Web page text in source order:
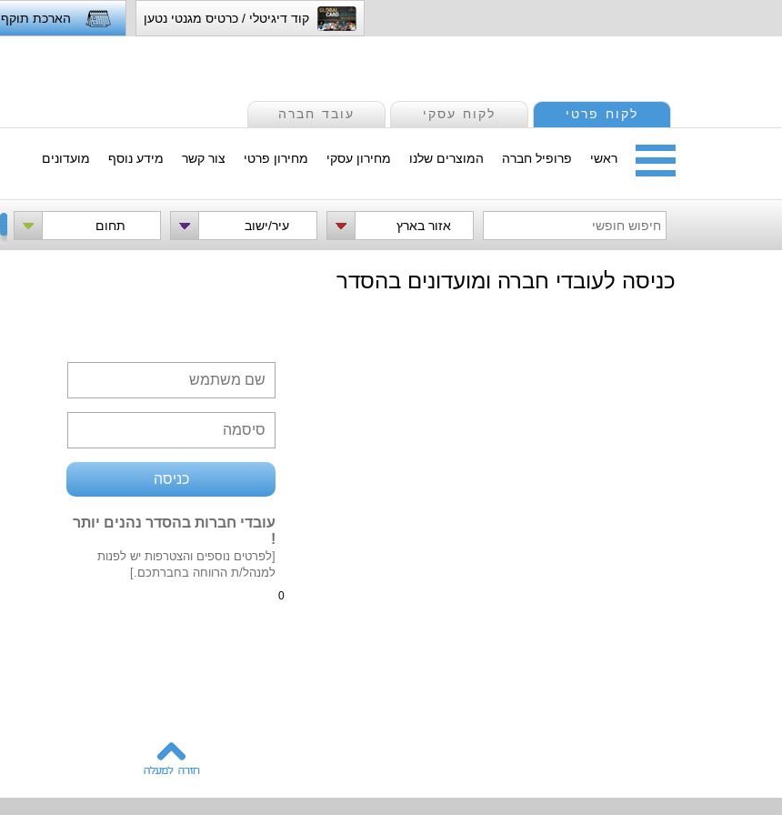
קוד דיגיטלי / כרטיס מגנטי נטען הארכת תוקף
לקוח פרטי לקוח עסקי עובד חברה
ראשי פרופיל חברה המוצרים שלנו מחירון עסקי מחירון פרטי צור קשר מידע נוסף מועדונים
אזור בארץ עיר/ישוב תחום
כניסה לעובדי חברה ומועדונים בהסדר
עובדי חברות בהסדר נהנים יותר
!
[לפרטים נוספים והצטרפות יש לפנות
למנהל/ת הרווחה בחברתכם.]
0